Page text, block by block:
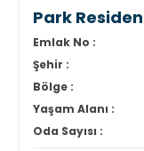
Park
Emlak No :
Şehir :
Bölge :
Yaşam Alanı :
Oda Sayısı :